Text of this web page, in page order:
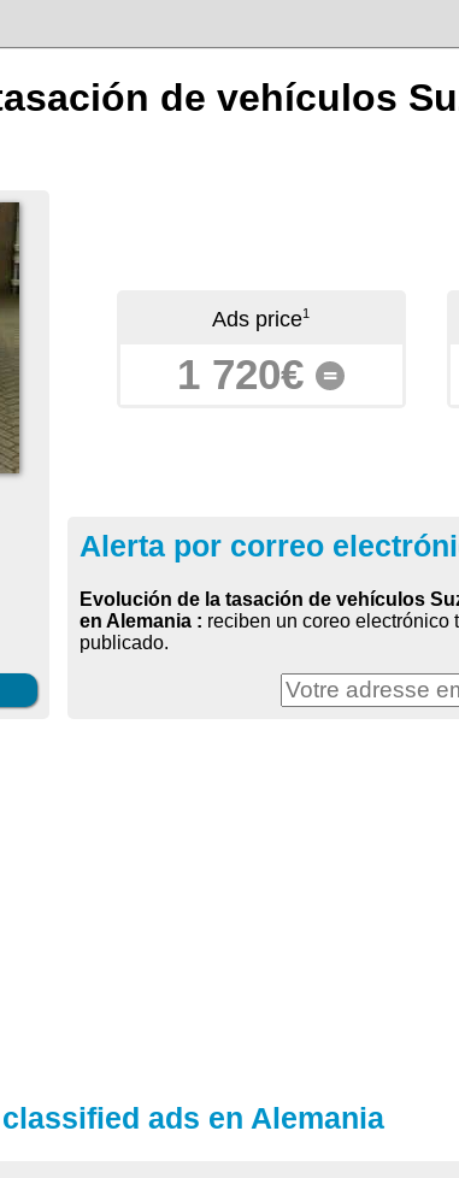
de vehículos
Ads price1
1 720€ =
Alerta por correo
Evolución de la tasación de vehículos
en Alemania : reciben un coreo electrónico
publicado.
ads en Alemania